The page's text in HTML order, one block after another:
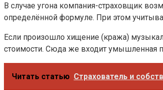
В случае угона компания-страховщик
определённой формуле. При этом
Если произошло хищение (кража)
стоимости. Сюда же входит умышленная
Читать статью Страхователь и